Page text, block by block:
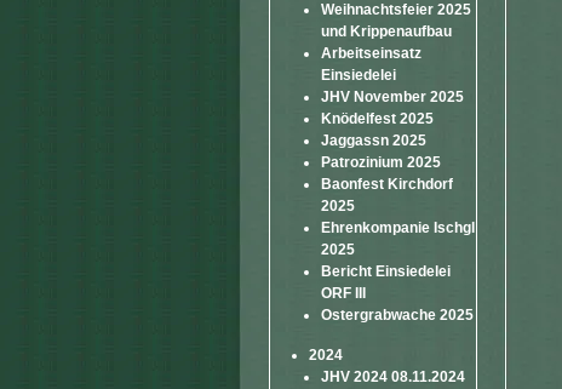
Weihnachtsfeier 2025
und Krippenaufbau
Arbeitseinsatz
Einsiedelei
JHV November 2025
Knödelfest 2025
Jaggassn 2025
Patrozinium 2025
Baonfest Kirchdorf
2025
Ehrenkompanie Ischgl
2025
Bericht Einsiedelei
ORF III
Ostergrabwache 2025
2024
JHV 2024 08.11.2024